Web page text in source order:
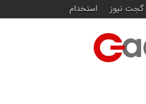
گجت نیوز استخدام